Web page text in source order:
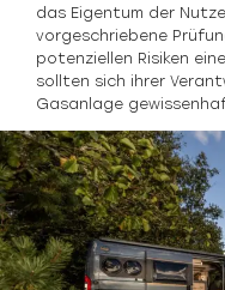
das Eigentum der
vorgeschriebene
potenziellen Risiken
sollten sich ihrer
Gasanlage